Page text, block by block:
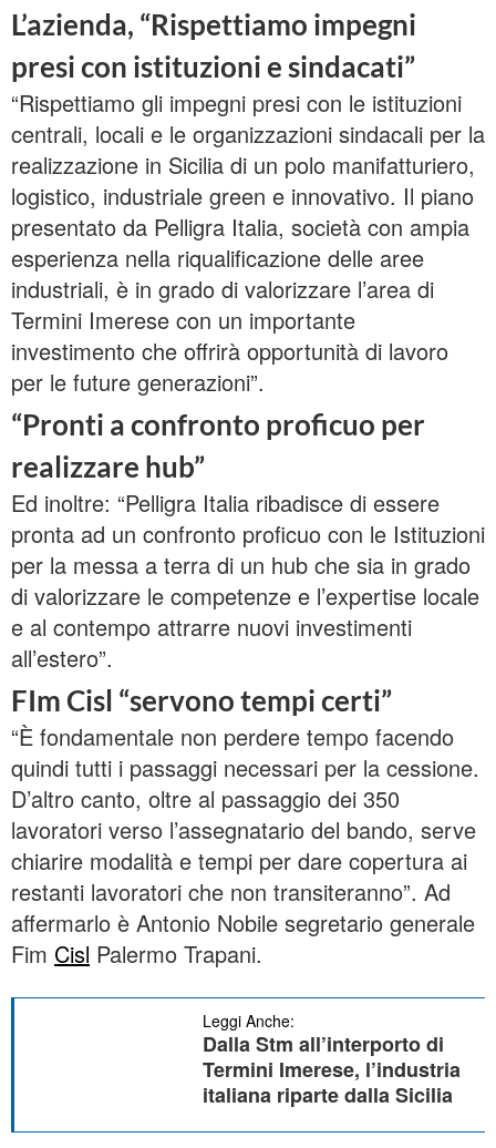
L’azienda, “Rispettiamo impegni
presi con istituzioni e sindacati”
“Rispettiamo gli impegni presi con le istituzioni
centrali, locali e le organizzazioni sindacali per la
realizzazione in Sicilia di un polo manifatturiero,
logistico, industriale green e innovativo. Il piano
presentato da Pelligra Italia, società con ampia
esperienza nella riqualificazione delle aree
industriali, è in grado di valorizzare l’area di
Termini Imerese con un importante
investimento che offrirà opportunità di lavoro
per le future generazioni”.
“Pronti a confronto proficuo per
realizzare hub”
Ed inoltre: “Pelligra Italia ribadisce di essere
pronta ad un confronto proficuo con le Istituzioni
per la messa a terra di un hub che sia in grado
di valorizzare le competenze e l’expertise locale
e al contempo attrarre nuovi investimenti
all’estero”.
FIm Cisl “servono tempi certi”
“È fondamentale non perdere tempo facendo
quindi tutti i passaggi necessari per la cessione.
D’altro canto, oltre al passaggio dei 350
lavoratori verso l’assegnatario del bando, serve
chiarire modalità e tempi per dare copertura ai
restanti lavoratori che non transiteranno”. Ad
affermarlo è Antonio Nobile segretario generale
Fim Cisl Palermo Trapani.
Leggi Anche:
Dalla Stm all’interporto di
Termini Imerese, l’industria
italiana riparte dalla Sicilia